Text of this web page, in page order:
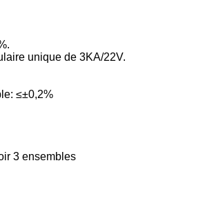
unique de 3KA/22V.
≤±0,2%
3 ensembles